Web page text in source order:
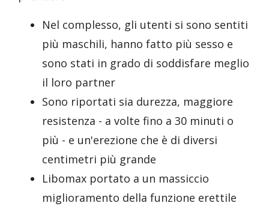
Nel complesso, gli utenti si sono sentiti
più maschili, hanno fatto più sesso e
sono stati in grado di soddisfare meglio
il loro partner
Sono riportati sia durezza, maggiore
resistenza - a volte fino a 30 minuti o
più - e un'erezione che è di diversi
centimetri più grande
Libomax portato a un massiccio
miglioramento della funzione erettile